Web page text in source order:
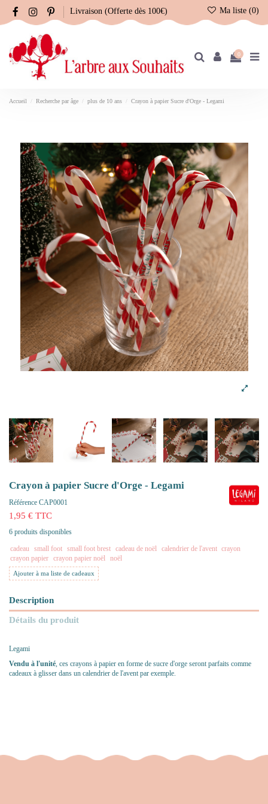
Livraison (Offerte dès 100€) Ma liste (0)
0
Accueil Recherche par âge plus de 10 ans Crayon à papier Sucre d'Orge - Legami
Crayon à papier Sucre d'Orge - Legami
Référence CAP0001
1,95 € TTC
6 produits disponibles
cadeau
small foot small foot brest cadeau de noël calendrier de l'avent crayon
crayon papier crayon papier noël noël
Ajouter à ma liste de cadeaux
Description
Détails du produit
Legami
Vendu à l'unité, ces crayons à papier en forme de sucre d'orge seront parfaits comme
cadeaux à glisser dans un calendrier de l'avent par exemple.